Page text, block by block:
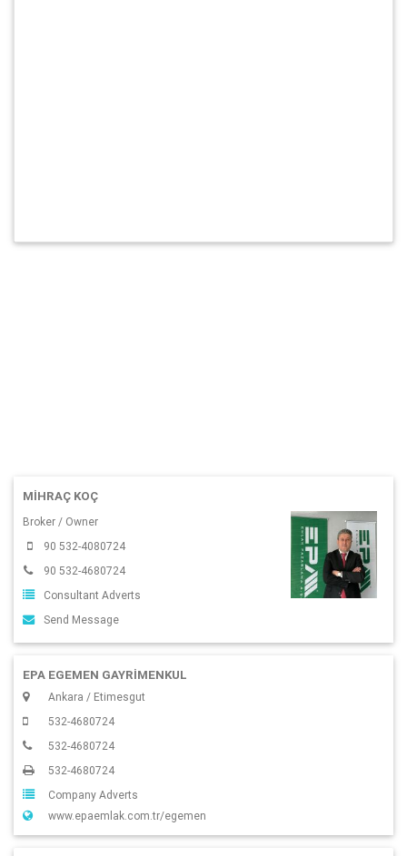
MIHRAÇ KOÇ
Broker / Owner
90 532-4080724
90 532-4680724
Consultant Adverts
Send Message
EPA EGEMEN GAYRİMENKUL
Ankara / Etimesgut
532-4680724
532-4680724
532-4680724
Company Adverts
www.epaemlak.com.tr/egemen